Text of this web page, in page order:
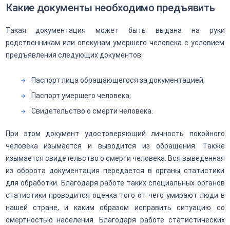
Какие документы необходимо предъявить
Такая документация может быть выдана на руки
родственникам или опекунам умершего человека с условием
предъявления следующих документов:
Паспорт лица обращающегося за документацией;
Паспорт умершего человека;
Свидетельство о смерти человека.
При этом документ удостоверяющий личность покойного
человека изымается и выводится из обращения. Также
изымается свидетельство о смерти человека. Вся выведенная
из оборота документация передается в органы статистики
для обработки. Благодаря работе таких специальных органов
статистики проводится оценка того от чего умирают люди в
нашей стране, и каким образом исправить ситуацию со
смертностью населения. Благодаря работе статистических